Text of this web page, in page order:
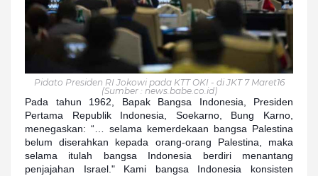
Pidato Presiden RI Jokowi pada KTT OKI - di JKT 7 Maret16
(Sumber : news.babe.co.id)
Pada tahun 1962, Bapak Bangsa Indonesia, Presiden
Pertama Republik Indonesia, Soekarno, Bung Karno,
menegaskan: “… selama kemerdekaan bangsa Palestina
belum diserahkan kepada orang-orang Palestina, maka
selama itulah bangsa Indonesia berdiri menantang
penjajahan Israel." Kami bangsa Indonesia konsisten